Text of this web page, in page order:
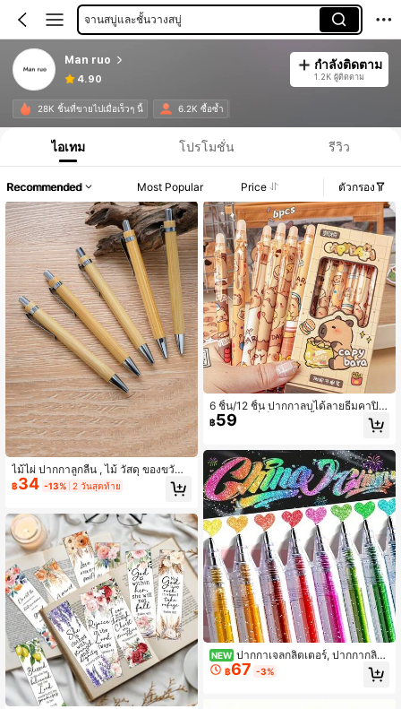
จานสบู่และชั้นวางสบู่
Man ruo
4.90
กำลังติดตาม
1.2K ผู้ติดตาม
28K ชิ้นที่ขายไปเมื่อเร็วๆ นี้ 6.2K ซื้อซ้ำ
ไอเทม โปรโมชั่น รีวิว
Recommended Most Popular Price ตัวกรอง
ไม้ไผ่ ปากกาลูกลื่น , ไม้ วัสดุ ของขวัญ
ปากกา , คลิก ปากกา
฿34 -13% 2 วันสุดท้าย
6 ชิ้น/12 ชิ้น ปากกาลบได้ลายธีมคาปิบ
าร่าพร้อมที่เก็บ หมึกสีน้ำเงินการเขียนนุ่
มลื่น แห้งเร็ว เครื่องเขียนสำนักงาน ปา
ครื่องเขียนสำนักงาน กลับสู่โรงเรียน
฿59
NEW ปากกาเจลกลิตเตอร์, ปากกากลิตเ
ตอร์เมทัลลิก, ปากกาเจลกลิตเตอร์ทราย
เหลว, ปากกาฟลูออเรสเซนต์นีออน, ไส้ป
฿67 -3%